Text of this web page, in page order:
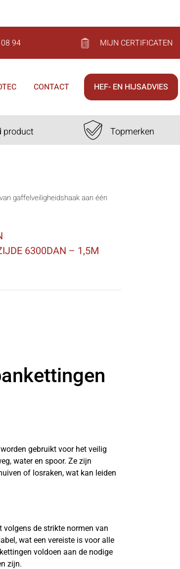
94 MIJN CERTIFICATEN
CONTACT HEF- EN HIJSADVIES
product Topmerken
gaffelveiligheidshaak aan één
6300DAN – 1,5M
gebruikt voor het veilig
water en spoor. Ze zijn
of losraken, wat kan leiden
de strikte normen van
wat een vereiste is voor alle
voldoen aan de nodige
zijn.